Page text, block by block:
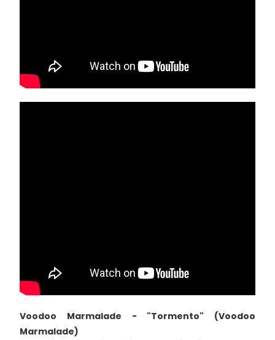
Voodoo Marmalade - "Tormento" (Voodoo
Marmalade)